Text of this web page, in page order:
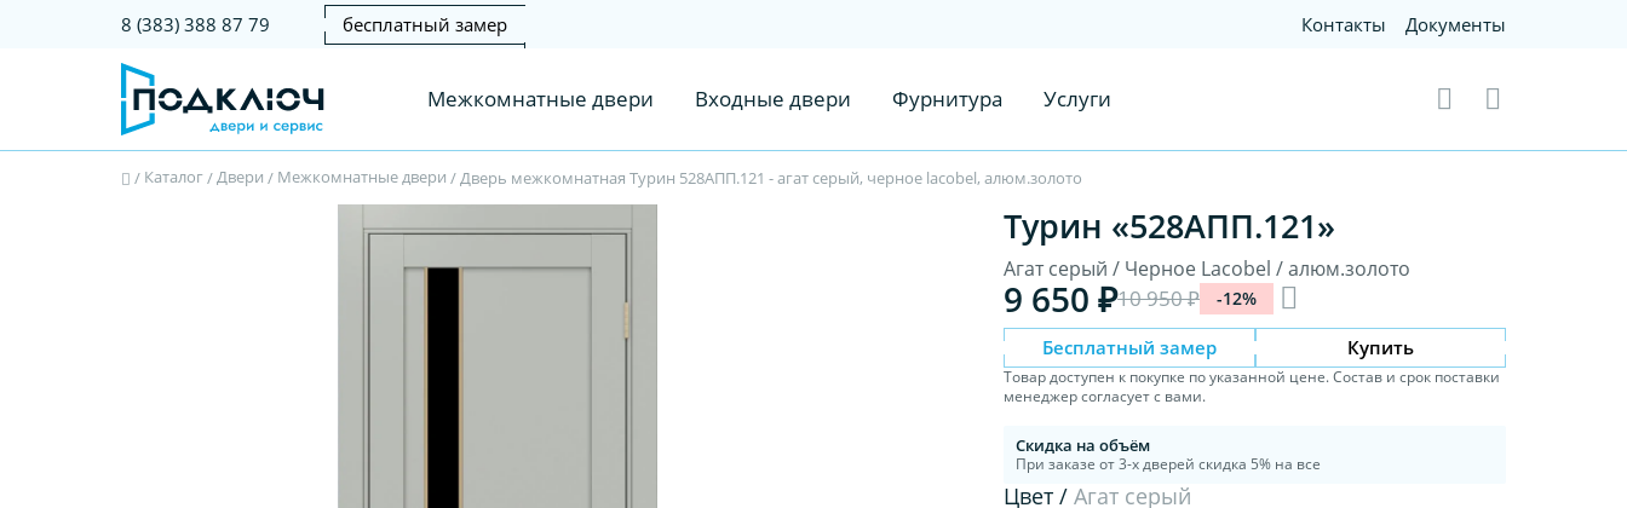
8 (383) 388 87 79 бесплатный замер Контакты Документы
Межкомнатные двери Входные двери Фурнитура Услуги
/ Каталог/Двери / Межкомнатные двери /Дверь межкомнатная Турин 528AПП.121 - агат серый, черное lacobel, алюм.золото
Турин «528AПП.121»
Агат серый / Черное Lacobel / алюм.золото
9 650 ₽10 950 ₽ -12%
Бесплатный замер Купить
Товар доступен к покупке по указанной цене. Состав и срок поставки
менеджер согласует с вами.
Скидка на объём
При заказе от 3-х дверей скидка 5% на все
Цвет /Агат серый